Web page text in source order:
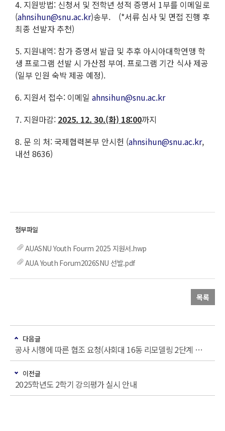
4. 지원방법: 신청서 및 전학년 성적 증명서 1부를 이메일로
(ahnsihun@snu.ac.kr)송부. (*서류 심사 및 면접 진행 후
최종 선발자 추천)
5. 지원내역: 참가 증명서 발급 및 추후 아시아대학연맹 학
생 프로그램 선발 시 가산점 부여. 프로그램 기간 식사 제공
(일부 인원 숙박 제공 예정).
6. 지원서 접수: 이메일 ahnsihun@snu.ac.kr
7. 지원마감: 2025. 12. 30.(화) 18:00까지
8. 문 의 처: 국제협력본부 안시헌 (ahnsihun@snu.ac.kr,
내선 8636)
AUASNU Youth Fourm 2025 지원서.hwp
AUA Youth Forum2026SNU 선발.pdf
목록
다음글
공사 시행에 따른 협조 요청(사회대 16동 리모델링 2단계 구간 석면해체·제거공사)
이전글
2025학년도 2학기 강의평가 실시 안내